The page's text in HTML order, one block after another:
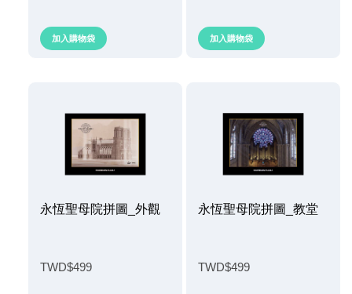
加入購物袋 加入購物袋
永恆聖母院拼圖_外觀
TWD$499
永恆聖母院拼圖_教堂
TWD$499